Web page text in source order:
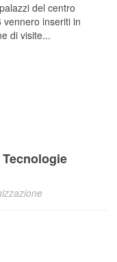
del centro
inseriti in
di visite...